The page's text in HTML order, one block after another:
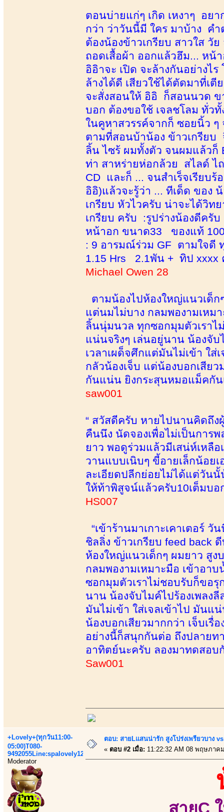
ตอนบ่ายแก่ๆ เกิด เหงาๆ อย
กว่า ว่าวันนี้มี ใคร มาบ้าง ค
ต้องน้องข้าวเกรียบ สาวใส
ถอดเสื้อผ้า ออกแล้วฮึม... หน้
อิอิาจะ เปิด จะล้างกันอย่างไ
ล้างได้ดี เสียวใช้ได้ตัดมาที่เ
จะสั่งสอนให้ อิอิ ก็สอนนวด
บอก ต้องขอใช้ เจลชโลม ทั่ว
ในคูหาสวรรค์จากก็ ซอยนิ้ว ๆ
ตามที่สอนบ้าน้อง ข้าวเกรียบ
ลิ้น ไซร้ ผมทั้งตัว จนผมแล้วก็
ท่า สาหร่ายห่อกล้วย สไลด์ ไ
CD และก็ ... จนสำเร็จเรียบ
อิอิ)แล้วจะรู้ว่า ... ทีเด็ด ของ
เกรียบ หัวไวครับ น่าจะได้วิ
เกรียบ ครับ :รูปร่างน้องดีค
หน้าอก ขนาด33 ของแท้
: 9 อารมณ์ร่วม GF ตามใจดี
1.15 Hrs 2.1พัน + ทิป xxxx
Michael Owen 28
ตามน้องไปห้องใหญ่แนวเด็ก
แต่นมไม่บาง กลมพองามเหม
ลิ้นนุ่มนวล ทุกซอกมุมตัวเราไ
แน่นจริงๆ เล่นอยู่นาน น้องจับ
เวลาเผด็จศึกแต่มันไม่เข้า ใ
กลัวน้องเจ็บ แต่น้องบอกเสีย
กันแน่น ยิงกระสุนหมอแม็คกัน
saw001
“ สวัสดีครับ หายไปนานคิดถึง
คืนนึง นัดจองเพื่อไม่เป็นการ
ยาว พอดูร่วมแล้วมีเสน่ห์เหลื
วานแบบเนิบๆ ขี้อายเล็กน้อยเ
ละเอียดปลีกย่อยไม่ได้แต่วัน
ให้ท้าพิสูจน์แล้วครับ10เต็มบอ
HS007
“เข้าร้านมาเกาะเคาเตอร์
ชิลลิ่ง ข้าวเกรียบ feed back
ห้องใหญ่แนวเด็กๆ ผมยาว สูง
กลมพองามเหมาะมือ เข้าอา
ซอกมุมตัวเราไม่ชอบรับก็ขอรุ
นาน น้องจับไมค์ไปร้องเพลงลี
มันไม่เข้า ใส่เจลเข้าไป มัน
น้องบอกเสียวมากกว่า เจ็บเรื่อ
อย่างนี้ก็สนุกกันต่อ ถึงปลายท
อาทิตย์นะครับ ลองมาทดสอบ
Saw001
+Lovely+(ทุกวัน11:00-
05:00)T080-
9492055Line:spalovely123
Moderator
ตอบ: สายLแสนน่ารัก สูงโปร่งเพรียวบาง
« ตอบ #2 เมื่อ: 11:22:32 AM 08 พฤษภาค
สายC